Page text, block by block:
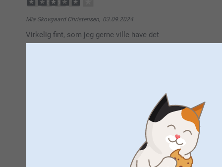
Mia Skovgaard Christensen, 03.09.2024
Virkelig fint, som jeg gerne ville have det
Tusind tak for din dejlige anmeldelse og dine 5
Det glæder os at du er så tilfreds med dit vægur og